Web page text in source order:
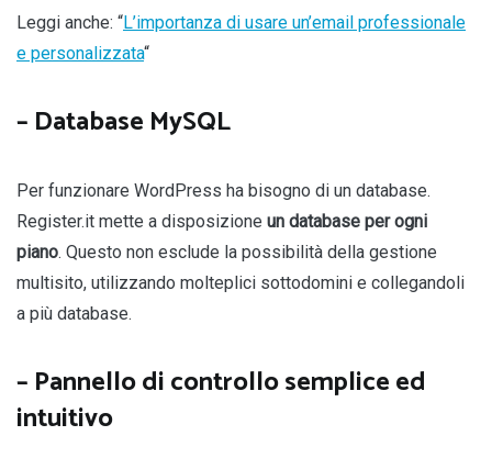
Leggi anche: “L’importanza di usare un’email professionale
e personalizzata“
– Database MySQL
Per funzionare WordPress ha bisogno di un database.
Register.it mette a disposizione un database per ogni
piano. Questo non esclude la possibilità della gestione
multisito, utilizzando molteplici sottodomini e collegandoli
a più database.
– Pannello di controllo semplice ed
intuitivo